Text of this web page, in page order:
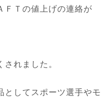
ＦＴの値上げの連絡が
れました。
してスポーツ選手やモ